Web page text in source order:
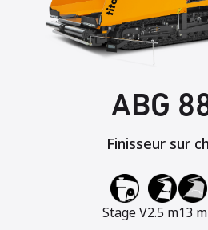
ABG
Finisseur sur
Stage V2.5 m13 m